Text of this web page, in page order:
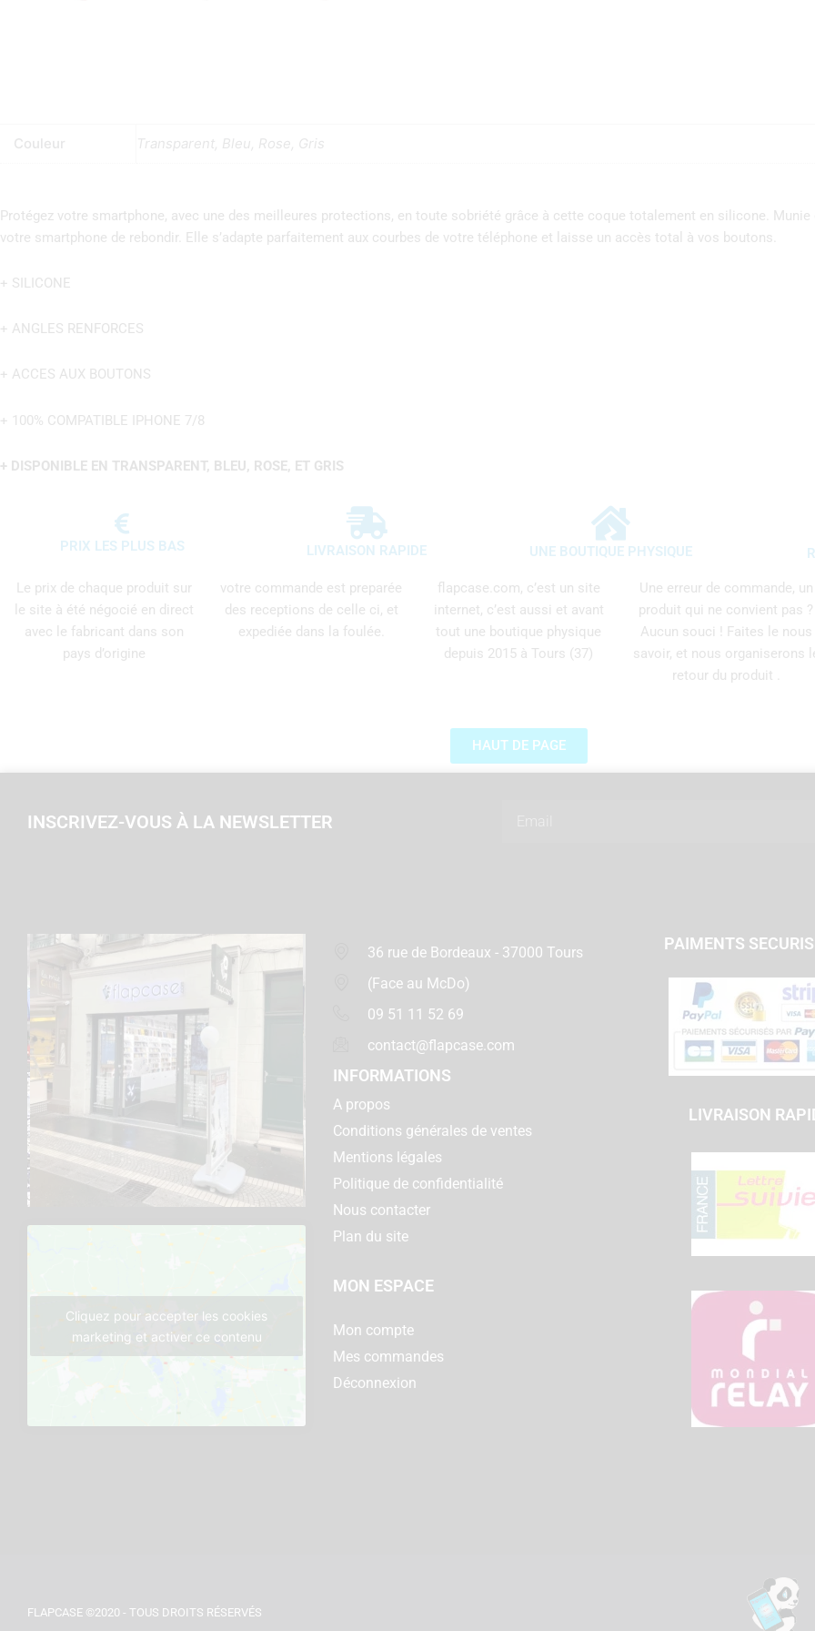
Couleur Transparent, Bleu, Rose, Gris
Protégez votre smartphone, avec une des meilleures protections, en toute sobriété grâce à cette coque totalement en silicone.
votre smartphone de rebondir. Elle s’adapte parfaitement aux courbes de votre téléphone et laisse un accès total à vos boutons.
+ SILICONE
+ ANGLES RENFORCES
+ ACCES AUX BOUTONS
+ 100% COMPATIBLE IPHONE 7/8
+ DISPONIBLE EN TRANSPARENT, BLEU, ROSE, ET GRIS
PRIX LES PLUS BAS LIVRAISON RAPIDE UNE BOUTIQUE PHYSIQUE
Le prix de chaque produit sur
le site à été négocié en direct
avec le fabricant dans son
pays d’origine
votre commande est preparée
des receptions de celle ci, et
expediée dans la foulée.
flapcase.com, c’est un site
internet, c’est aussi et avant
tout une boutique physique
depuis 2015 à Tours (37)
Une erreur de commande, un
produit qui ne convient pas ?
Aucun souci ! Faites le nous
savoir, et nous organiserons
retour du produit .
HAUT DE PAGE
INSCRIVEZ-VOUS À LA NEWSLETTER
Cliquez pour accepter les cookies
marketing et activer ce contenu
36 rue de Bordeaux - 37000 Tours
(Face au McDo)
09 51 11 52 69
contact@flapcase.com
INFORMATIONS
A propos
Conditions générales de ventes
Mentions légales
Politique de confidentialité
Nous contacter
Plan du site
MON ESPACE
Mon compte
Mes commandes
Déconnexion
PAIMENTS
LIVRAISON
FLAPCASE ©2020 - TOUS DROITS RÉSERVÉS